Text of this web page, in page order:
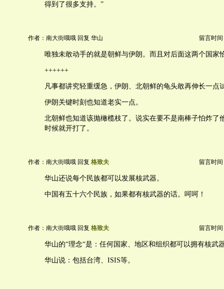
得到了很多支持。”
作者：南大街哦哦 回复 华山 留言时间
唯独未敢动手的就是朝鲜与伊朗。而且对后面这两个国家
++++++
凡事都讲究轻重缓急，伊朗、北朝鲜的龟头敢再伸长一点
伊朗关键时刻也知道老实一点。
北朝鲜也知道该抛橄榄枝了。说实在要不是南棒子怕炸了
时候就开打了。
作者：南大街哦哦 回复 格致夫 留言时间
华山还说每个民族都可以发展核武器。
中国有五十六个民族，如果都有核武器的话。呵呵！
作者：南大街哦哦 回复 格致夫 留言时间
华山的“理念“是：任何国家、地区和组织都可以拥有核武
华山说：包括台湾、ISIS等。